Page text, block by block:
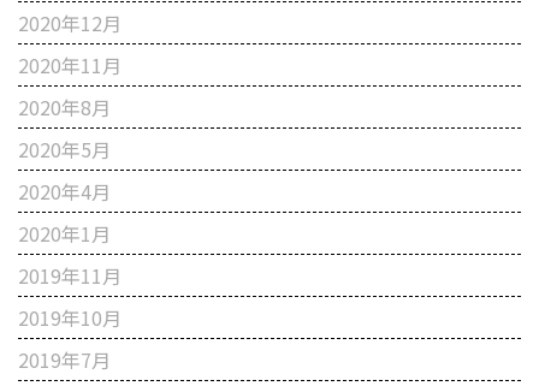
2020年12月
2020年11月
2020年8月
2020年5月
2020年4月
2020年1月
2019年11月
2019年10月
2019年7月